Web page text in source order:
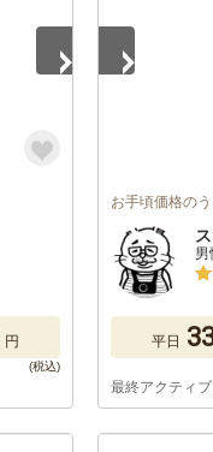
円
お手頃価格の
平日
最終アクティ